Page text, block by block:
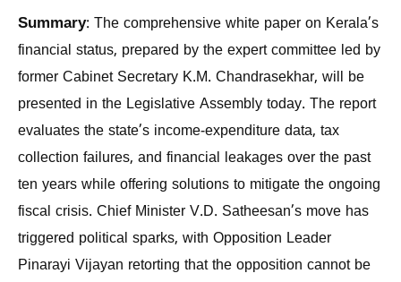
Summary: The comprehensive white paper on Kerala’s
financial status, prepared by the expert committee led by
former Cabinet Secretary K.M. Chandrasekhar, will be
presented in the Legislative Assembly today. The report
evaluates the state’s income-expenditure data, tax
collection failures, and financial leakages over the past
ten years while offering solutions to mitigate the ongoing
fiscal crisis. Chief Minister V.D. Satheesan’s move has
triggered political sparks, with Opposition Leader
Pinarayi Vijayan retorting that the opposition cannot be